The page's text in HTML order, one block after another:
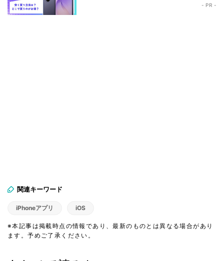
- PR -
関連キーワード
iPhoneアプリ iOS
※本記事は掲載時点の情報であり、最新のものとは異なる場合があり
ます。予めご了承ください。